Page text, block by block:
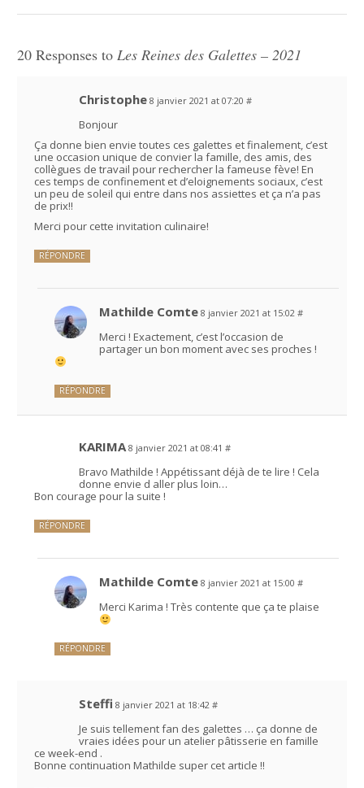
20 Responses toLes Reines des Galettes – 2021
Christophe 8 janvier 2021 at 07:20 #
Bonjour
Ça donne bien envie toutes ces galettes et finalement, c’est
une occasion unique de convier la famille, des amis, des
collègues de travail pour rechercher la fameuse fève! En
ces temps de confinement et d’eloignements sociaux, c’est
un peu de soleil qui entre dans nos assiettes et ça n’a pas
de prix!!
Merci pour cette invitation culinaire!
RÉPONDRE
Mathilde Comte 8 janvier 2021 at 15:02 #
Merci ! Exactement, c’est l’occasion de
partager un bon moment avec ses proches !
RÉPONDRE
KARIMA 8 janvier 2021 at 08:41 #
Bravo Mathilde ! Appétissant déjà de te lire ! Cela
donne envie d aller plus loin…
Bon courage pour la suite !
RÉPONDRE
Mathilde Comte 8 janvier 2021 at 15:00 #
Merci Karima ! Très contente que ça te plaise
RÉPONDRE
Steffi 8 janvier 2021 at 18:42 #
Je suis tellement fan des galettes … ça donne de
vraies idées pour un atelier pâtisserie en famille
ce week-end .
Bonne continuation Mathilde super cet article !!